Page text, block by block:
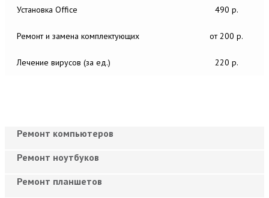
Установка Office 490 р.
Ремонт и замена комплектующих от 200 р.
Лечение вирусов (за ед.) 220 р.
Ремонт компьютеров
Ремонт ноутбуков
Ремонт планшетов